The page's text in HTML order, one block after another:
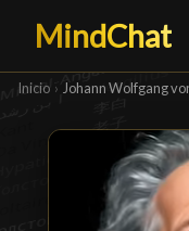
MindChat
Inicio › Johann Wolfgang